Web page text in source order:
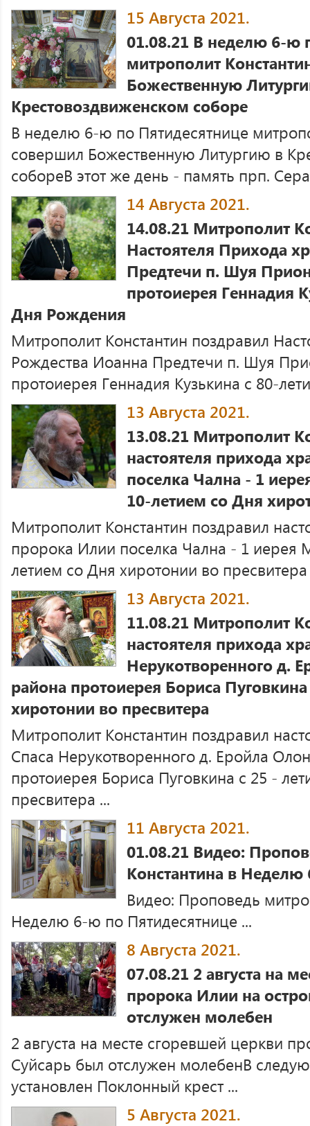
15 Августа 2021.
01.08.21 В неделю 6-ю
митрополит
Божественную
Крестовоздвиженском соборе
В неделю 6-ю по Пятидесятнице
совершил Божественную Литургию в
собореВ этот же день - память прп.
14 Августа 2021.
14.08.21 Митрополит
Настоятеля Прихода
Предтечи п. Шуя
протоиерея Геннадия
Дня Рождения
Митрополит Константин поздравил
Рождества Иоанна Предтечи п. Шуя
протоиерея Геннадия Кузькина с 80-
13 Августа 2021.
13.08.21 Митрополит
настоятеля прихода
поселка Чална - 1
10-летием со Дня
Митрополит Константин поздравил
пророка Илии поселка Чална - 1 иерея
летием со Дня хиротонии во пресвитера
13 Августа 2021.
11.08.21 Митрополит
настоятеля прихода
Нерукотворенного д.
района протоиерея Бориса
хиротонии во пресвитера
Митрополит Константин поздравил
Спаса Нерукотворенного д. Еройла
протоиерея Бориса Пуговкина с 25 -
пресвитера ...
11 Августа 2021.
01.08.21 Видео:
Константина в
Видео: Проповедь
Неделю 6-ю по Пятидесятнице ...
8 Августа 2021.
07.08.21 2 августа на
пророка Илии на
отслужен молебен
2 августа на месте сгоревшей церкви
Суйсарь был отслужен молебенВ
установлен Поклонный крест ...
5 Августа 2021.